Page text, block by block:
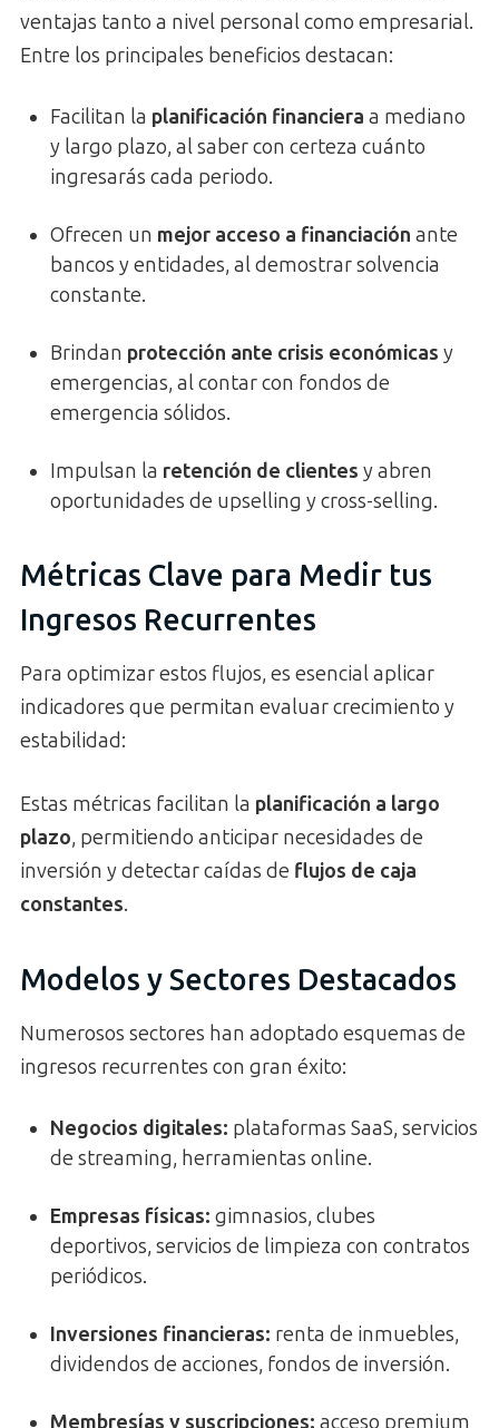
ventajas tanto a nivel personal como empresarial.
Entre los principales beneficios destacan:
Facilitan la planificación financiera a mediano
y largo plazo, al saber con certeza cuánto
ingresarás cada periodo.
Ofrecen un mejor acceso a financiación ante
bancos y entidades, al demostrar solvencia
constante.
Brindan protección ante crisis económicas y
emergencias, al contar con fondos de
emergencia sólidos.
Impulsan la retención de clientes y abren
oportunidades de upselling y cross-selling.
Métricas Clave para Medir tus
Ingresos Recurrentes
Para optimizar estos flujos, es esencial aplicar
indicadores que permitan evaluar crecimiento y
estabilidad:
Estas métricas facilitan la planificación a largo
plazo, permitiendo anticipar necesidades de
inversión y detectar caídas de flujos de caja
constantes.
Modelos y Sectores Destacados
Numerosos sectores han adoptado esquemas de
ingresos recurrentes con gran éxito:
Negocios digitales: plataformas SaaS, servicios
de streaming, herramientas online.
Empresas físicas: gimnasios, clubes
deportivos, servicios de limpieza con contratos
periódicos.
Inversiones financieras: renta de inmuebles,
dividendos de acciones, fondos de inversión.
Membresías y suscripciones: acceso premium